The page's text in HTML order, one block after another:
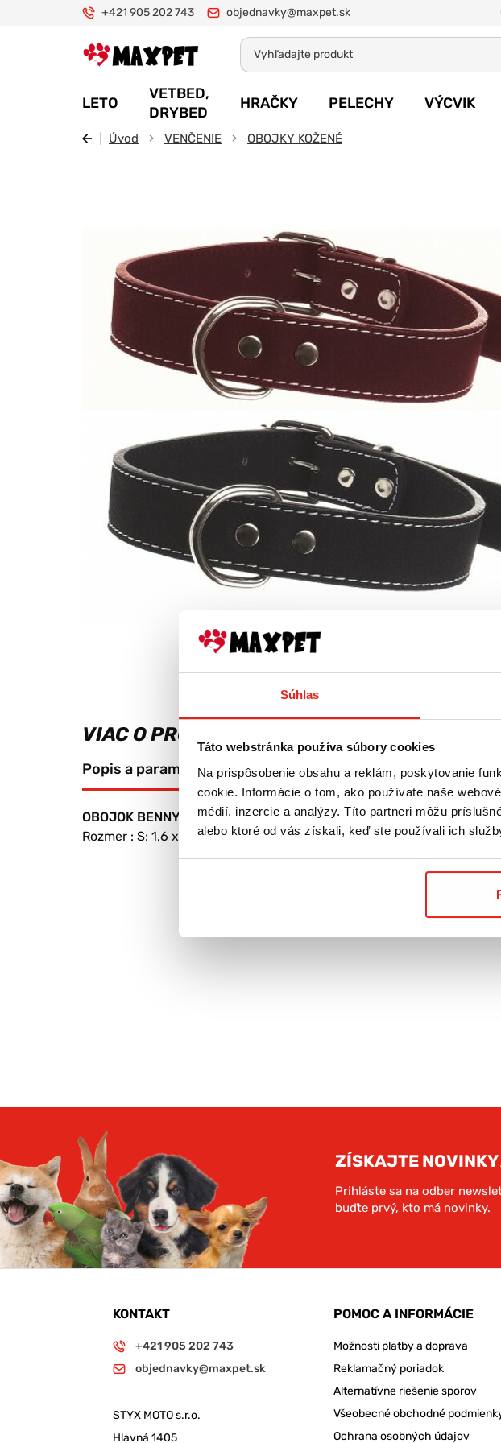
Súhlas
Táto webstránka používa súbory cookies
Na prispôsobenie obsahu a reklám, poskytovanie
cookie. Informácie o tom, ako používate naše
médií, inzercie a analýzy. Títo partneri môžu
alebo ktoré od vás získali, keď ste používali ich
+421 905 202 743 objednavky@maxpet.sk
LETO
VETBED,
DRYBED
HRAČKY PELECHY VÝCVIK
Úvod VENČENIE OBOJKY KOŽENÉ
VIAC O PRODUKTE
Popis a parametre Výrobca
OBOJOK BENNY KOŽA 2X50CM
Rozmer : S: 1,6 x 40cm M: 1,8 x 45cm L: 2 x 50 cm XL: 2 x 55 cm
ZÍSKAJTE NOVINKY
Prihláste sa na odber
buďte prvý, kto má novinky.
KONTAKT
+421 905 202 743
objednavky@maxpet.sk
STYX MOTO s.r.o.
Hlavná 1405
POMOC A INFORMÁCIE
Možnosti platby a doprava
Reklamačný poriadok
Alternatívne riešenie sporov
Všeobecné obchodné
Ochrana osobných údajov